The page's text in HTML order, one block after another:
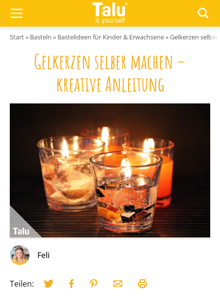
Start» Basteln » Bastelideen für Kinder & Erwachsene»Gelkerzen
Gelkerzen selber machen –
kreative Anleitung
Feli
Teilen: